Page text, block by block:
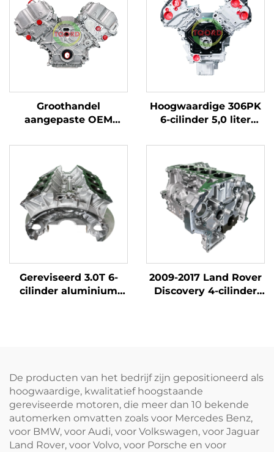
Groothandel
aangepaste OEM
hoogwaardig 4.4L V8
BMW M5 M6
rechtstreeks uit
fabriek
Hoogwaardige 306PK
6-cilinder 5,0 liter
fabrieksdirect
gerenoveerd voor
Land Rover Defender
Gereviseerd 3.0T 6-
cilinder aluminium
2009-2017 Land Rover
Discovery 4-cilinder
De producten van het bedrijf zijn gepositioneerd als
hoogwaardige, kwalitatief hoogstaande
gereviseerde motoren, die meer dan 10 bekende
automerken omvatten zoals voor Mercedes Benz,
voor BMW, voor Audi, voor Volkswagen, voor Jaguar
Land Rover, voor Volvo, voor Porsche en voor